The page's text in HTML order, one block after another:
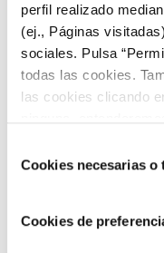
perfil realizado
(ej., Páginas
sociales. Pulsa
todas las cookies.
las cookies clicando
COOKIES.
deCookies necesarias o
Cookies de